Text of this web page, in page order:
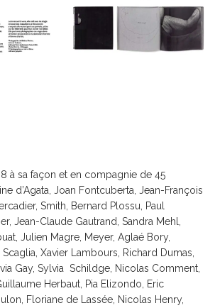
à sa façon et en compagnie de 45
d’Agata, Joan Fontcuberta, Jean-François
Smith, Bernard Plossu, Paul
Jean-Claude Gautrand, Sandra Mehl,
Julien Magre, Meyer, Aglaé Bory,
Scaglia, Xavier Lambours, Richard Dumas,
Gay, Sylvia Schildge, Nicolas Comment,
Herbaut, Pia Elizondo, Eric
Floriane de Lassée, Nicolas Henry,